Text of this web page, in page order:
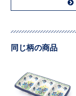
同じ柄の商品